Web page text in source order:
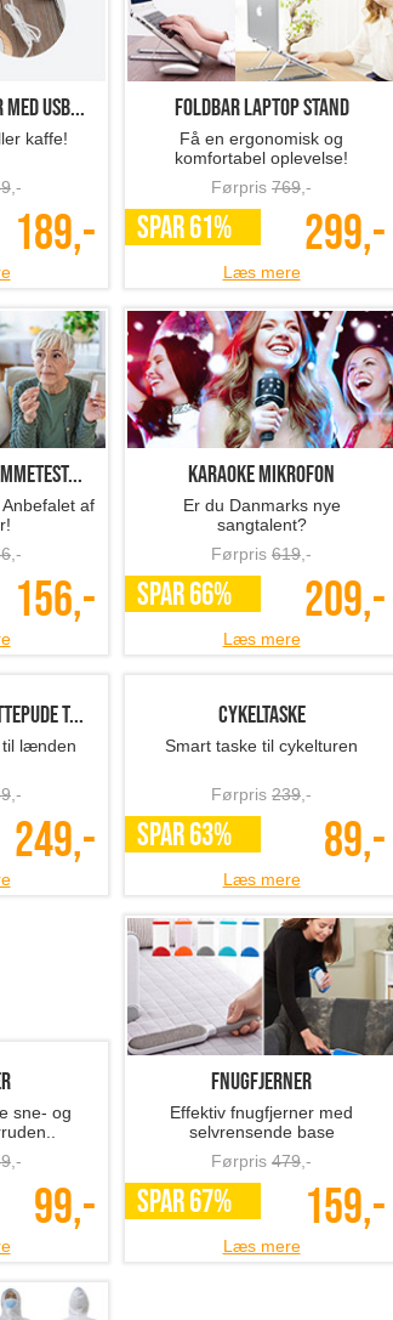
USB...
kaffe!
,-
189,-
Foldbar laptop stand
Få en ergonomisk og
komfortabel oplevelse!
Førpris 769 ,-
SPAR 61% 299,-
Læs mere
af
,-
156,-
Karaoke mikrofon
Er du Danmarks nye
sangtalent?
Førpris 619 ,-
SPAR 66% 209,-
Læs mere
t...
lænden
Cykeltaske
Smart taske til cykelturen
Førpris239,-
SPAR 63% 89,-
Læs mere
sne- og
,-
Fnugfjerner
Effektiv fnugfjerner med
selvrensende base